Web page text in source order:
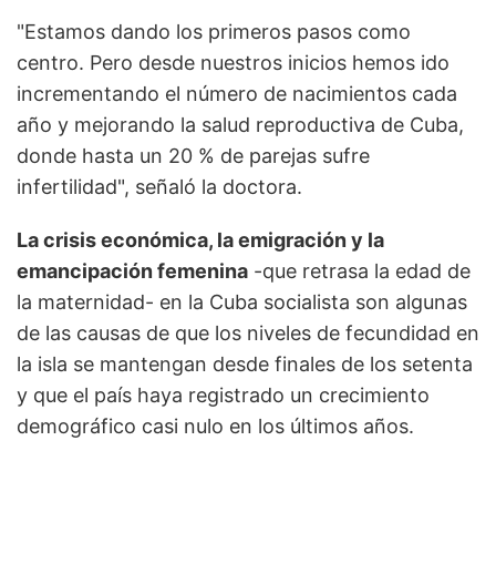
"Estamos dando los primeros pasos como
centro. Pero desde nuestros inicios hemos ido
incrementando el número de nacimientos cada
año y mejorando la salud reproductiva de Cuba,
donde hasta un 20 % de parejas sufre
infertilidad", señaló la doctora.
La crisis económica, la emigración y la
emancipación femenina -que retrasa la edad de
la maternidad- en la Cuba socialista son algunas
de las causas de que los niveles de fecundidad en
la isla se mantengan desde finales de los setenta
y que el país haya registrado un crecimiento
demográfico casi nulo en los últimos años.